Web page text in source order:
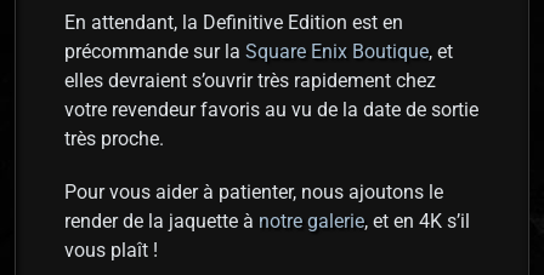
En attendant, la Definitive Edition est en
précommande sur la Square Enix Boutique, et
elles devraient s’ouvrir très rapidement chez
votre revendeur favoris au vu de la date de sortie
très proche.
Pour vous aider à patienter, nous ajoutons le
render de la jaquette à notre galerie, et en 4K s’il
vous plaît !